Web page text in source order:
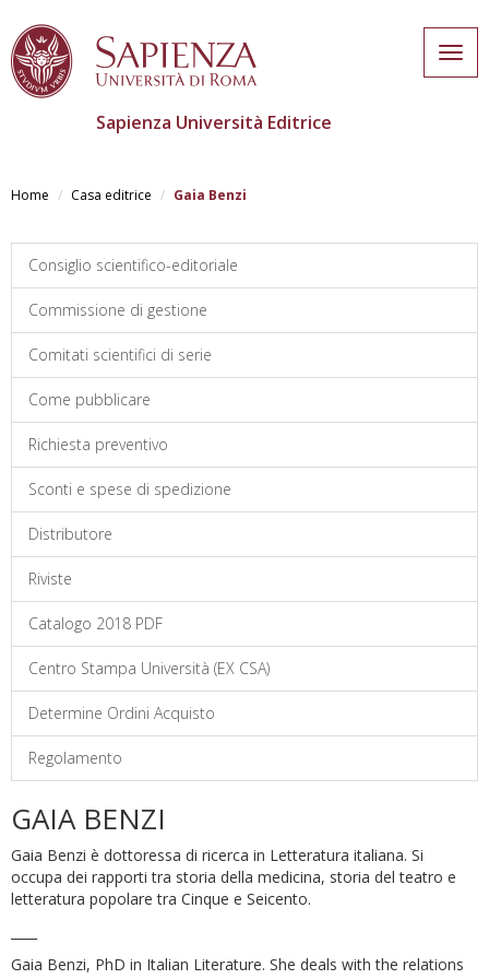
contenuto
Sapienza Università Editrice
Home Casa editrice Gaia Benzi
Consiglio scientifico-editoriale
Commissione di gestione
Comitati scientifici di serie
Come pubblicare
Richiesta preventivo
Sconti e spese di spedizione
Distributore
Riviste
Catalogo 2018 PDF
Centro Stampa Università (EX CSA)
Determine Ordini Acquisto
Regolamento
GAIA BENZI
Gaia Benzi è dottoressa di ricerca in Letteratura italiana. Si
occupa dei rapporti tra storia della medicina, storia del teatro e
letteratura popolare tra Cinque e Seicento.
Gaia Benzi, PhD in Italian Literature. She deals with the relations